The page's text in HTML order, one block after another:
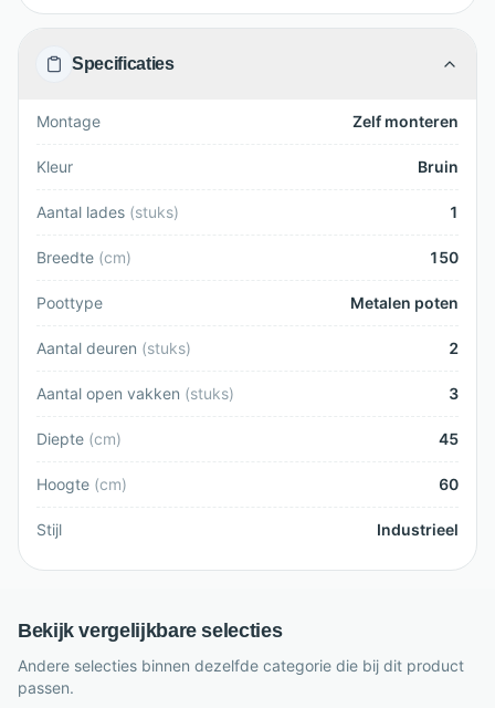
Specificaties
Montage Zelf monteren
Kleur Bruin
Aantal lades (stuks) 1
Breedte (cm) 150
Poottype Metalen poten
Aantal deuren (stuks) 2
Aantal open vakken (stuks) 3
Diepte (cm) 45
Hoogte (cm) 60
Stijl Industrieel
Bekijk vergelijkbare selecties
Andere selecties binnen dezelfde categorie die bij dit product
passen.